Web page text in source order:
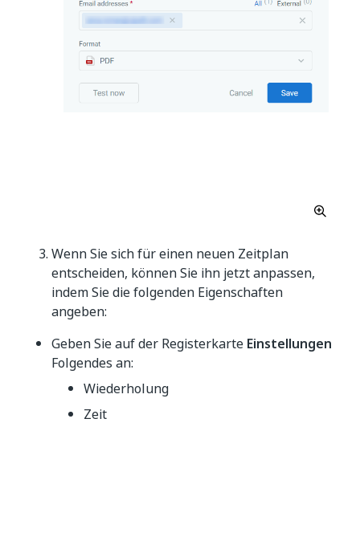
Wenn Sie sich für einen neuen Zeitplan
entscheiden, können Sie ihn jetzt anpassen,
indem Sie die folgenden Eigenschaften
angeben:
Geben Sie auf der Registerkarte Einstellungen
Folgendes an:
Wiederholung
Zeit